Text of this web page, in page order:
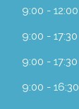
9:00 - 12:00
9:00 - 17:30
9:00 - 17:30
9:00 - 16:30